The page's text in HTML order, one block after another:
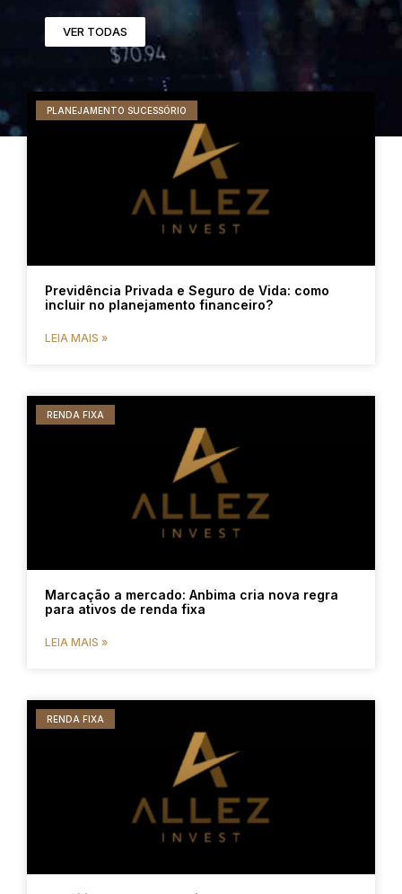
VER TODAS
PLANEJAMENTO SUCESSÓRIO
Previdência Privada e Seguro de Vida: como
incluir no planejamento financeiro?
LEIA MAIS »
RENDA FIXA
Marcação a mercado: Anbima cria nova regra
para ativos de renda fixa
LEIA MAIS »
RENDA FIXA